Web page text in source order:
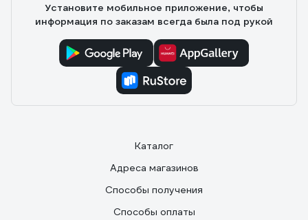
Установите мобильное приложение, чтобы
информация по заказам всегда была под рукой
Каталог
Адреса магазинов
Способы получения
Способы оплаты